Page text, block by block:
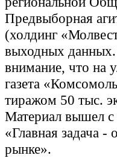
Предвыборная
(холдинг
выходных данных.
внимание, что на
газета
тиражом 50 тыс.
Материал вышел
«Главная задача -
рынке».